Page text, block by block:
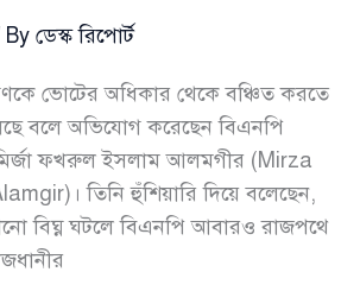
ডেস্ক রিপোর্ট
ভোটের অধিকার থেকে বঞ্চিত করতে
বলে অভিযোগ করেছেন বিএনপি
ফখরুল ইসলাম আলমগীর (Mirza
তিনি হুঁশিয়ারি দিয়ে বলেছেন,
বিঘ্ন ঘটলে বিএনপি আবারও রাজপথে